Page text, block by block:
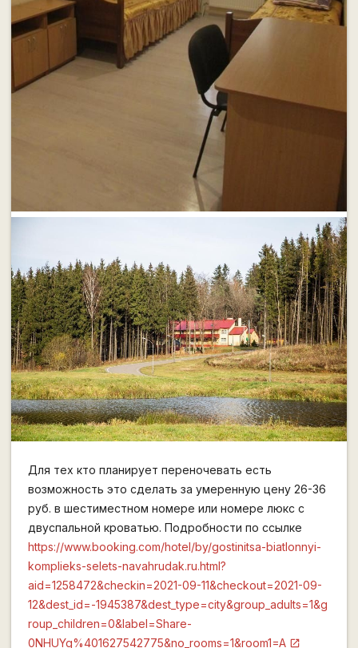
Для тех кто планирует переночевать есть
возможность это сделать за умеренную цену 26-36
руб. в шестиместном номере или номере люкс с
двуспальной кроватью. Подробности по ссылке
https://www.booking.com/hotel/by/gostinitsa-biatlonnyi-
komplieks-selets-navahrudak.ru.html?
aid=1258472&checkin=2021-09-11&checkout=2021-09-
12&dest_id=-1945387&dest_type=city&group_adults=1&g
roup_children=0&label=Share-
0NHUYg%401627542775&no_rooms=1&room1=A